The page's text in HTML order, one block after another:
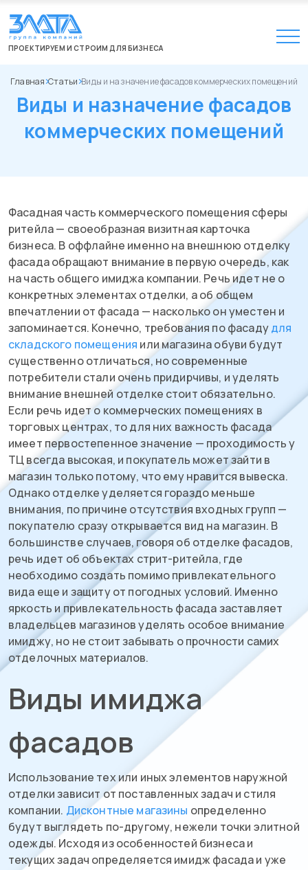
ПРОЕКТИРУЕМ И СТРОИМ ДЛЯ БИЗНЕСА
Главная Статьи Виды и назначение фасадов коммерческих помещений
Виды и назначение фасадов
коммерческих помещений
Фасадная часть коммерческого помещения сферы
ритейла — своеобразная визитная карточка
бизнеса. В оффлайне именно на внешнюю отделку
фасада обращают внимание в первую очередь, как
на часть общего имиджа компании. Речь идет не о
конкретных элементах отделки, а об общем
впечатлении от фасада — насколько он уместен и
запоминается. Конечно, требования по фасадудля
складского помещения или магазина обуви будут
существенно отличаться, но современные
потребители стали очень придирчивы, и уделять
внимание внешней отделке стоит обязательно.
Если речь идет о коммерческих помещениях в
торговых центрах, то для них важность фасада
имеет первостепенное значение — проходимость у
ТЦ всегда высокая, и покупатель может зайти в
магазин только потому, что ему нравится вывеска.
Однако отделке уделяется гораздо меньше
внимания, по причине отсутствия входных групп —
покупателю сразу открывается вид на магазин. В
большинстве случаев, говоря об отделке фасадов,
речь идет об объектах стрит-ритейла, где
необходимо создать помимо привлекательного
вида еще и защиту от погодных условий. Именно
яркость и привлекательность фасада заставляет
владельцев магазинов уделять особое внимание
имиджу, но не стоит забывать о прочности самих
отделочных материалов.
Виды имиджа
фасадов
Использование тех или иных элементов наружной
отделки зависит от поставленных задач и стиля
компании. Дисконтные магазины определенно
будут выглядеть по-другому, нежели точки элитной
одежды. Исходя из особенностей бизнеса и
текущих задач определяется имидж фасада и уже